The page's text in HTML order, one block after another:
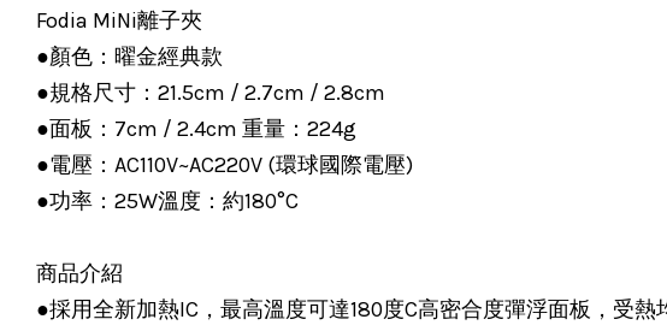
Fodia MiNi離子夾
●顏色：曜金經典款
●規格尺寸：21.5cm / 2.7cm / 2.8cm
●面板：7cm / 2.4cm 重量：224g
●電壓：AC110V~AC220V (環球國際電壓)
●功率：25W溫度：約180°C
商品介紹
●採用全新加熱IC，最高溫度可達180度C高密合度彈浮面板，受